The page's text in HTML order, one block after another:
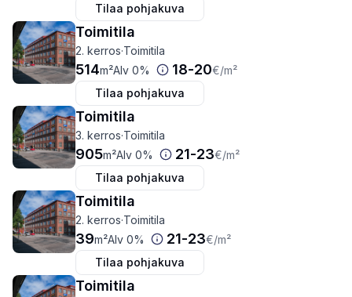
Tilaa pohjakuva
Toimitila
2. kerros·Toimitila
514m²Alv 0% 18-20€/m²
Tilaa pohjakuva
Toimitila
3. kerros·Toimitila
905m²Alv 0% 21-23€/m²
Tilaa pohjakuva
Toimitila
2. kerros·Toimitila
39m²Alv 0% 21-23€/m²
Tilaa pohjakuva
Toimitila